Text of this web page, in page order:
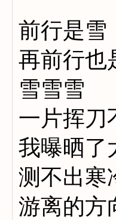
前行是雪
再前行也
雪雪雪
一片挥刀
我曝晒了
测不出寒
游离的方